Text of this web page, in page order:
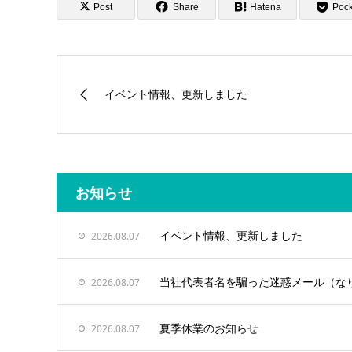
Post Share Hatena
イベント情報、更新しました
お知らせ
2026.08.07 イベント情報、更新しました
2026.08.07 当社代表者名を騙った迷惑メール（
2026.08.07 夏季休業のお知らせ